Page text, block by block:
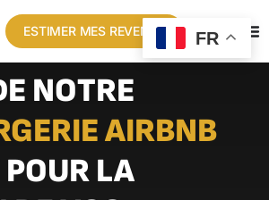
ESTIMER MES REVENUS
NOTRE
AIRBNB
POUR LA
FR